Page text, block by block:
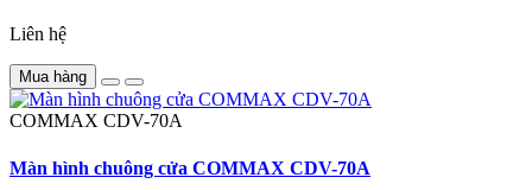
Liên hệ
Mua hàng
COMMAX CDV-70A
Màn hình chuông cửa COMMAX CDV-70A